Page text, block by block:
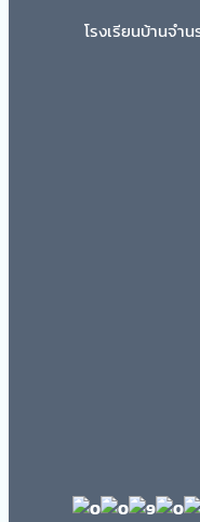
โรงเรียนบ้านจำ